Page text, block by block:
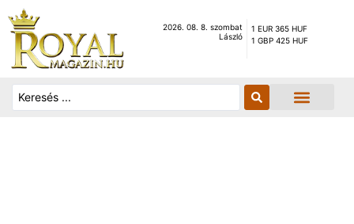
2026. 08. 8. szombat
László
1 EUR 365 HUF
1 GBP 425 HUF